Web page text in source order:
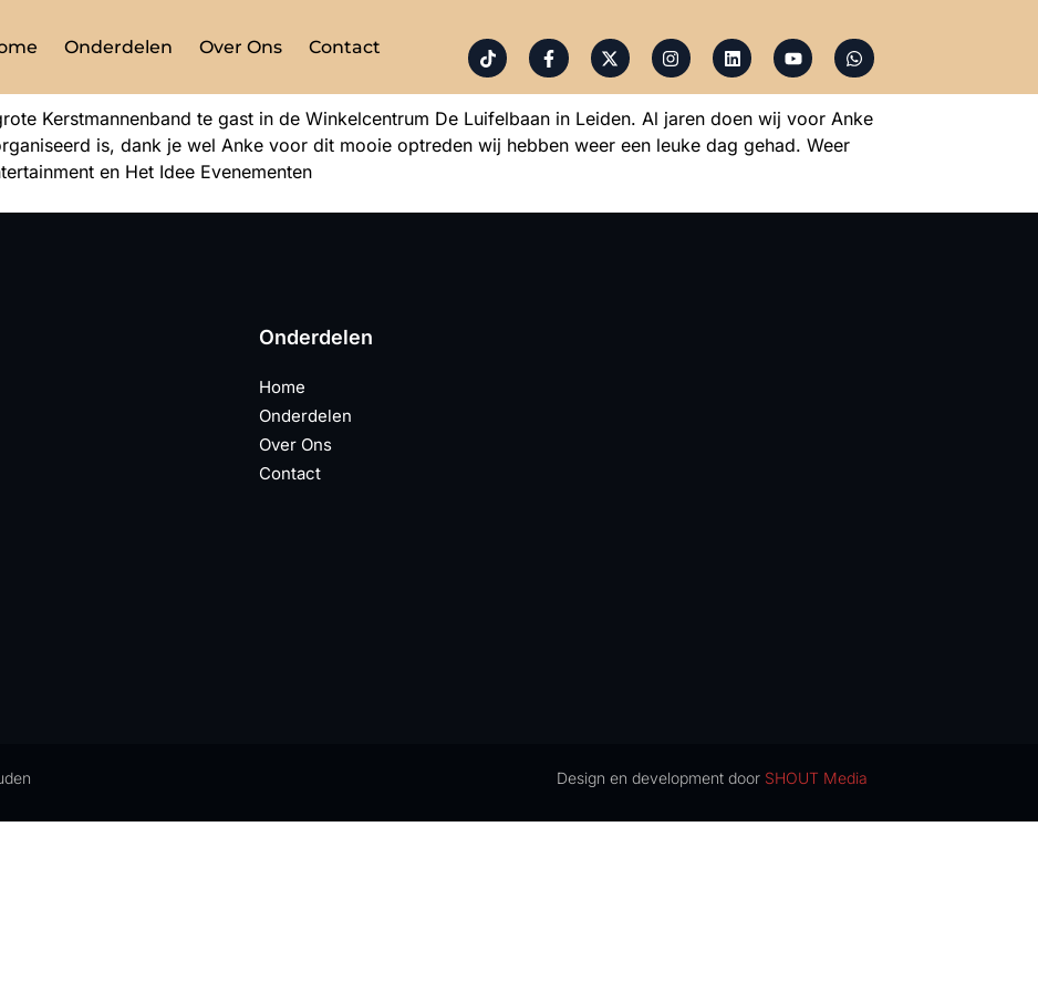
Onderdelen Over Ons Contact
Kerstmannenband te gast in de Winkelcentrum De Luifelbaan in Leiden. Al jaren doen wij voor Anke
is, dank je wel Anke voor dit mooie optreden wij hebben weer een leuke dag gehad. Weer
en Het Idee Evenementen
Onderdelen
Home
Onderdelen
Over Ons
Contact
Design en development door SHOUT Media